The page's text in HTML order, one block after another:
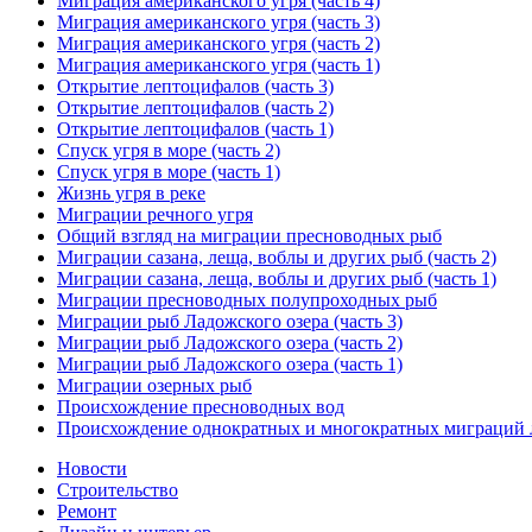
Миграция американского угря (часть 3)
Миграция американского угря (часть 2)
Миграция американского угря (часть 1)
Открытие лептоцифалов (часть 3)
Открытие лептоцифалов (часть 2)
Открытие лептоцифалов (часть 1)
Спуск угря в море (часть 2)
Спуск угря в море (часть 1)
Жизнь угря в реке
Миграции речного угря
Общий взгляд на миграции пресноводных рыб
Миграции сазана, леща, воблы и других рыб (часть 2)
Миграции сазана, леща, воблы и других рыб (часть 1)
Миграции пресноводных полупроходных рыб
Миграции рыб Ладожского озера (часть 3)
Миграции рыб Ладожского озера (часть 2)
Миграции рыб Ладожского озера (часть 1)
Миграции озерных рыб
Происхождение пресноводных вод
Происхождение однократных и многократных миграций
Новости
Строительство
Ремонт